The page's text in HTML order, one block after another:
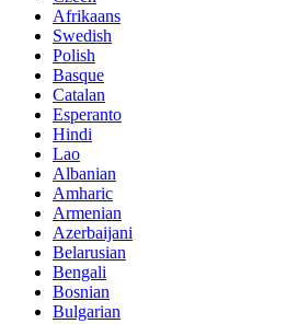
Afrikaans
Swedish
Polish
Basque
Catalan
Esperanto
Hindi
Lao
Albanian
Amharic
Armenian
Azerbaijani
Belarusian
Bengali
Bosnian
Bulgarian